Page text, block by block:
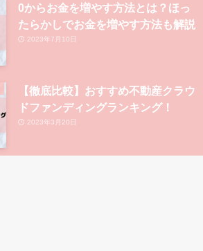
0からお金を増やす方法とは？ほっ
たらかしでお金を増やす方法も解説
2023年7月10日
【徹底比較】おすすめ不動産クラウ
ドファンディングランキング！
2023年3月20日